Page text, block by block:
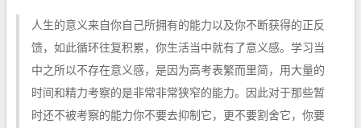
人生的意义来自你自己所拥有的能力以及你不断获得的正反
馈，如此循环往复积累，你生活当中就有了意义感。学习当
中之所以不存在意义感，是因为高考表繁而里简，用大量的
时间和精力考察的是非常非常狭窄的能力。因此对于那些暂
时还不被考察的能力你不要去抑制它，更不要割舍它，你要